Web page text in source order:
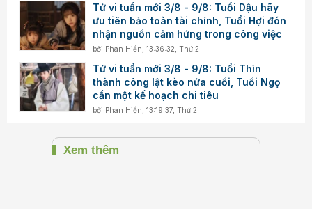
Tử vi tuần mới 3/8 - 9/8: Tuổi Dậu hãy
ưu tiên bảo toàn tài chính, Tuổi Hợi đón
nhận nguồn cảm hứng trong công việc
bởi Phan Hiền ,13:36:32, Thứ 2
Tử vi tuần mới 3/8 - 9/8: Tuổi Thìn
thành công lật kèo nửa cuối, Tuổi Ngọ
cần một kế hoạch chi tiêu
bởi Phan Hiền ,13:19:37, Thứ 2